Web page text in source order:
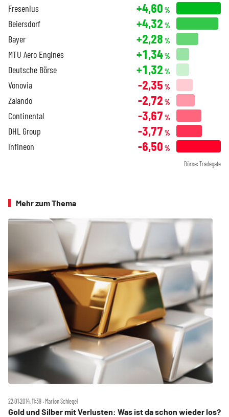
Fresenius +4,60 %
Beiersdorf +4,32 %
Bayer +2,28 %
MTU Aero Engines +1,34%
Deutsche Börse +1,32 %
Vonovia -2,35 %
Zalando -2,72 %
Continental -3,67 %
DHL Group -3,77 %
Infineon -6,50 %
Börse: Tradegate
Mehr zum Thema
22.01.2014, 11:39 ‧ Marion Schlegel
Gold und Silber mit Verlusten: Was ist da schon wieder los?